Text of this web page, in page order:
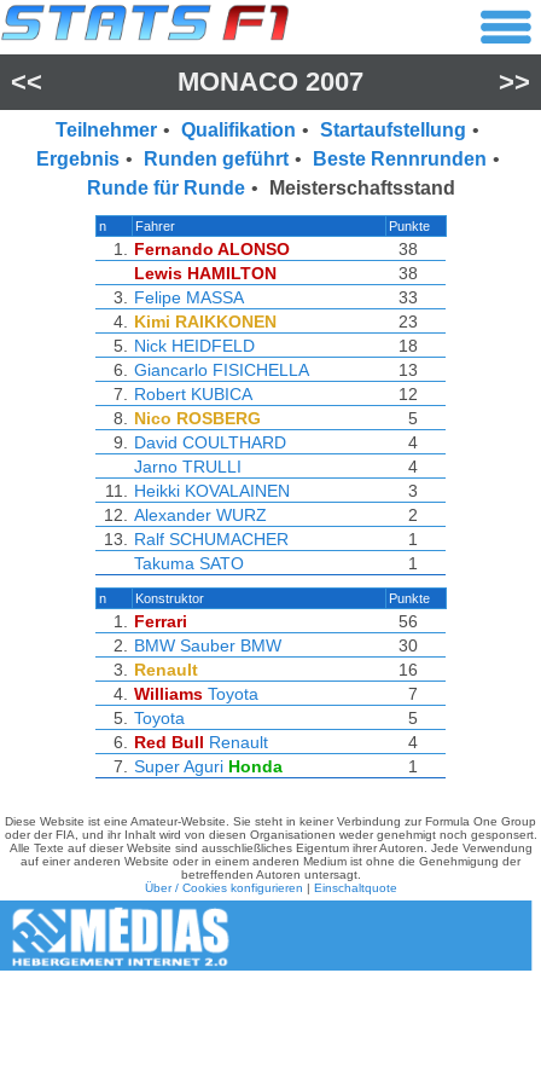
<< MONACO 2007 >>
Teilnehmer • Qualifikation • Startaufstellung •
Ergebnis • Runden geführt • Beste Rennrunden •
Runde für Runde • Meisterschaftsstand
n Fahrer Punkte
1. Fernando ALONSO
38
Lewis HAMILTON
38
3.
Felipe MASSA
33
4.
Kimi RAIKKONEN
23
5.
Nick HEIDFELD
18
6.
Giancarlo FISICHELLA
13
7.
Robert KUBICA
12
8.
Nico ROSBERG
5
9.
David COULTHARD
4
Jarno TRULLI
4
11.
Heikki KOVALAINEN
3
12.
Alexander WURZ
2
13.
Ralf SCHUMACHER
1
Takuma SATO
1
n Konstruktor Punkte
1. Ferrari
56
2.
BMW Sauber BMW
30
3.
Renault
16
4. Williams Toyota
7
5. Toyota
5
6.
Red Bull Renault
4
7.
Super Aguri Honda 1
Diese Website ist eine Amateur-Website. Sie steht in keiner Verbindung zur Formula One Group
oder der FIA, und ihr Inhalt wird von diesen Organisationen weder genehmigt noch gesponsert.
Alle Texte auf dieser Website sind ausschließliches Eigentum ihrer Autoren. Jede Verwendung
auf einer anderen Website oder in einem anderen Medium ist ohne die Genehmigung der
betreffenden Autoren untersagt.
Über / Cookies konfigurieren | Einschaltquote